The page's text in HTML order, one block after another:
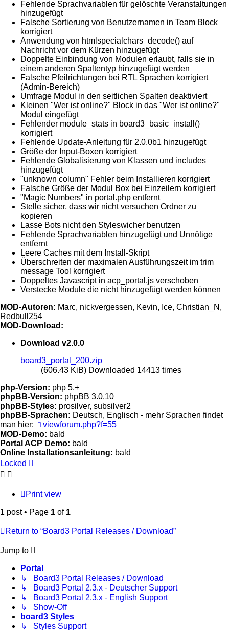
Fehlende Sprachvariablen für gelöschte Veranstaltungen
hinzugefügt
Falsche Sortierung von Benutzernamen in Team Block
korrigiert
Anwendung von htmlspecialchars_decode() auf
Nachricht vor dem Kürzen hinzugefügt
Doppelte Einbindung von Modulen erlaubt, falls sie in
einem anderen Spaltentyp hinzugefügt werden
Falsche Pfeilrichtungen bei RTL Sprachen korrigiert
(Admin-Bereich)
Umfrage Modul in den seitlichen Spalten deaktiviert
Kleinen "Wer ist online?" Block in das "Wer ist online?"
Modul eingefügt
Fehlender module_stats in board3_basic_install()
korrigiert
Fehlende Update-Anleitung für 2.0.0b1 hinzugefügt
Größe der Input-Boxen korrigiert
Fehlende Globalisierung von Klassen und includes
hinzugefügt
"unknown column" Fehler beim Installieren korrigiert
Falsche Größe der Modul Box bei Einzeilern korrigiert
"Magic Numbers" in portal.php entfernt
Stelle sicher, dass wir nicht versuchen Ordner zu
kopieren
Lasse Bots nicht den Styleswicher benutzen
Fehlende Sprachvariablen hinzugefügt und Unnötige
entfernt
Leere Caches mit dem Install-Skript
Überschreiten der maximalen Ausführungszeit im trim
message Tool korrigiert
Doppeltes Javascript in acp_portal.js verschoben
Verstecke Module die nicht hinzugefügt werden können
MOD-Autoren: Marc, nickvergessen, Kevin, Ice, Christian_N,
Redbull254
MOD-Download:
Download v2.0.0
board3_portal_200.zip
(606.43 KiB) Downloaded 14413 times
php-Version: php 5.+
phpBB-Version: phpBB 3.0.10
phpBB-Styles: prosilver, subsilver2
phpBB-Sprachen: Deutsch, Englisch - mehr Sprachen findet
man hier:
viewforum.php?f=55
MOD-Demo: bald
Portal ACP Demo: bald
Online Installationsanleitung: bald
Locked
Print view
1 post • Page 1 of 1
Return to “Board3 Portal Releases / Download”
Jump to
Portal
↳ Board3 Portal Releases / Download
↳ Board3 Portal 2.3.x - Deutscher Support
↳ Board3 Portal 2.3.x - English Support
↳ Show-Off
board3 Styles
↳ Styles Support